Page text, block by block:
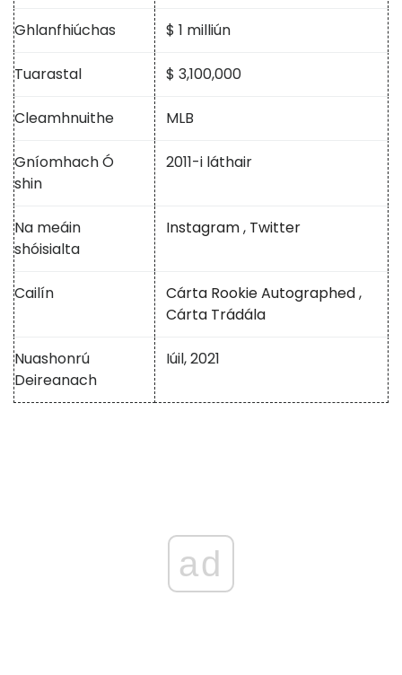
Ghlanfhiúchas $ 1 milliún
Tuarastal $ 3,100,000
Cleamhnuithe MLB
Gníomhach Ó
shin
2011-i láthair
Na meáin
shóisialta
Instagram, Twitter
Cailín Cárta Rookie Autographed,
Cárta Trádála
Nuashonrú
Deireanach
Iúil, 2021
ad